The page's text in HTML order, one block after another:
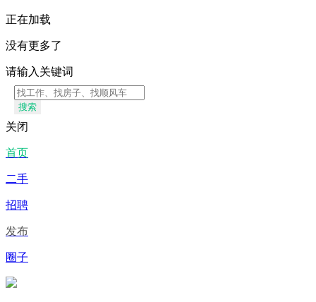
正在加载
没有更多了
请输入关键词
搜索
关闭
首页
二手
招聘
发布
圈子